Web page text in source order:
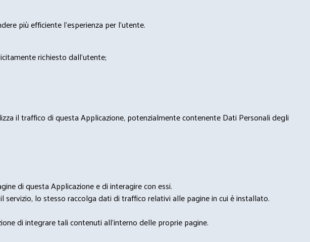
più efficiente l'esperienza per l'utente.
richiesto dall'utente;
il traffico di questa Applicazione, potenzialmente contenente Dati Personali degli
di questa Applicazione e di interagire con essi.
lo stesso raccolga dati di traffico relativi alle pagine in cui è installato.
di integrare tali contenuti all'interno delle proprie pagine.